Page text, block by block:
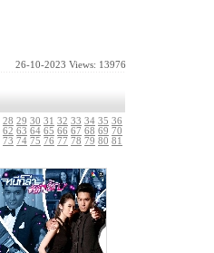
26-10-2023 Views: 13976
28 29 30 31 32 33 34 35 36
62 63 64 65 66 67 68 69 70
73 74 75 76 77 78 79 80 81